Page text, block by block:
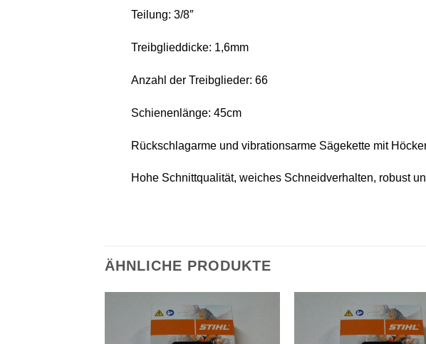
Teilung: 3/8″
Treibglieddicke: 1,6mm
Anzahl der Treibglieder: 66
Schienenlänge: 45cm
Rückschlagarme und vibrationsarme Sägekette mit
Hohe Schnittqualität, weiches Schneidverhalten, robust
ÄHNLICHE PRODUKTE